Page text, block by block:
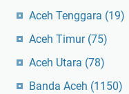
Aceh Tenggara (19)
Aceh Timur (75)
Aceh Utara (78)
Banda Aceh (1150)